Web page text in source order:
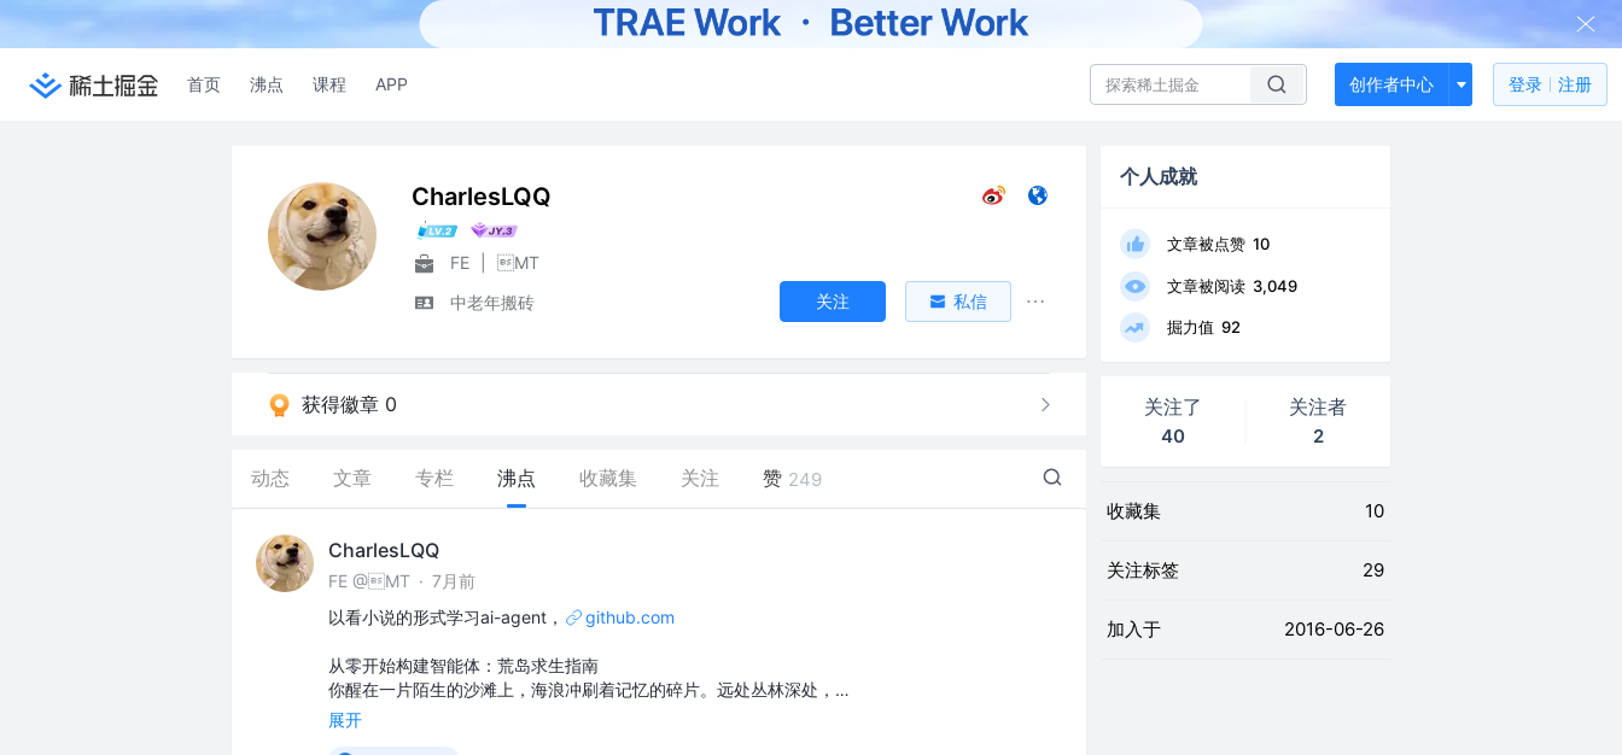
首页 沸点 课程 APP 创作者中心 登录 注册
CharlesLQQ
FE
MT
中老年搬砖
关注 私信
获得徽章 0
动态 文章 专栏 沸点 收藏集 关注 赞 249
CharlesLQQ
FE @MT · 7月前
以看小说的形式学习ai-agent，
github.com
从零开始构建智能体：荒岛求生指南
你醒在一片陌生的沙滩上，海浪冲刷着记忆的碎片。远处丛林深处，…
展开
个人成就
文章被点赞 10
文章被阅读 3,049
掘力值 92
关注了
40
关注者
2
收藏集 10
关注标签 29
加入于 2016-06-26